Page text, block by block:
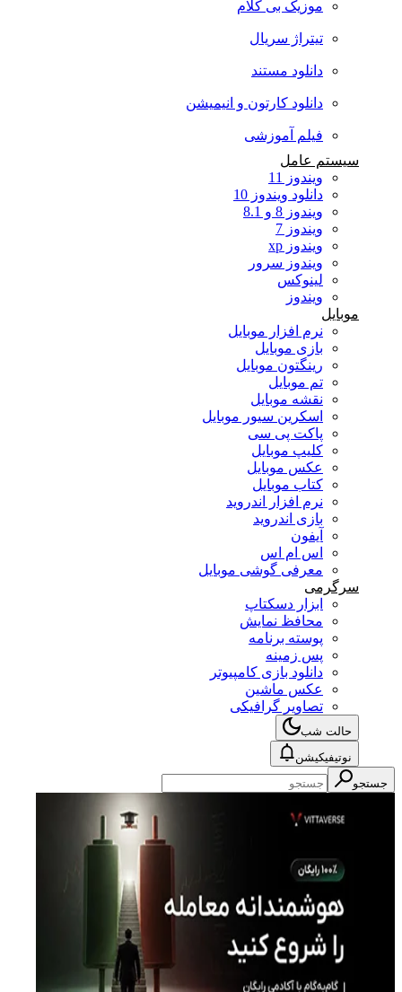
موزیک بی کلام
تیتراژ سریال
دانلود مستند
دانلود کارتون و انیمیشن
فیلم آموزشی
سیستم عامل
ویندوز 11
دانلود ویندوز 10
ویندوز 8 و 8.1
ویندوز 7
ویندوز xp
ویندوز سرور
لینوکس
ویندوز
موبایل
نرم افزار موبایل
بازی موبایل
رینگتون موبایل
تم موبایل
نقشه موبایل
اسکرین سیور موبایل
پاکت پی سی
کلیپ موبایل
عکس موبایل
کتاب موبایل
نرم افزار اندروید
بازی اندروید
آیفون
اس ام اس
معرفی گوشی موبایل
سرگرمی
ابزار دسکتاپ
محافظ نمایش
پوسته برنامه
پس زمینه
دانلود بازی کامپیوتر
عکس ماشین
تصاویر گرافیکی
حالت شب
نوتیفیکیشن
جستجو